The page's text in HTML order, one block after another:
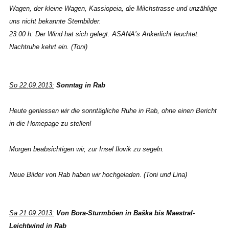
Wagen, der kleine Wagen, Kassiopeia, die Milchstrasse und unzählige
uns nicht bekannte Sternbilder.
23:00 h: Der Wind hat sich gelegt. ASANA’s Ankerlicht leuchtet.
Nachtruhe kehrt ein. (Toni)
So 22.09.2013: Sonntag in Rab
Heute geniessen wir die sonntägliche Ruhe in Rab, ohne einen Bericht
in die Homepage zu stellen!
Morgen beabsichtigen wir, zur Insel Ilovik zu segeln.
Neue Bilder von Rab haben wir hochgeladen. (Toni und Lina)
Sa 21.09.2013: Von Bora-Sturmböen in Baška bis Maestral-
Leichtwind in Rab